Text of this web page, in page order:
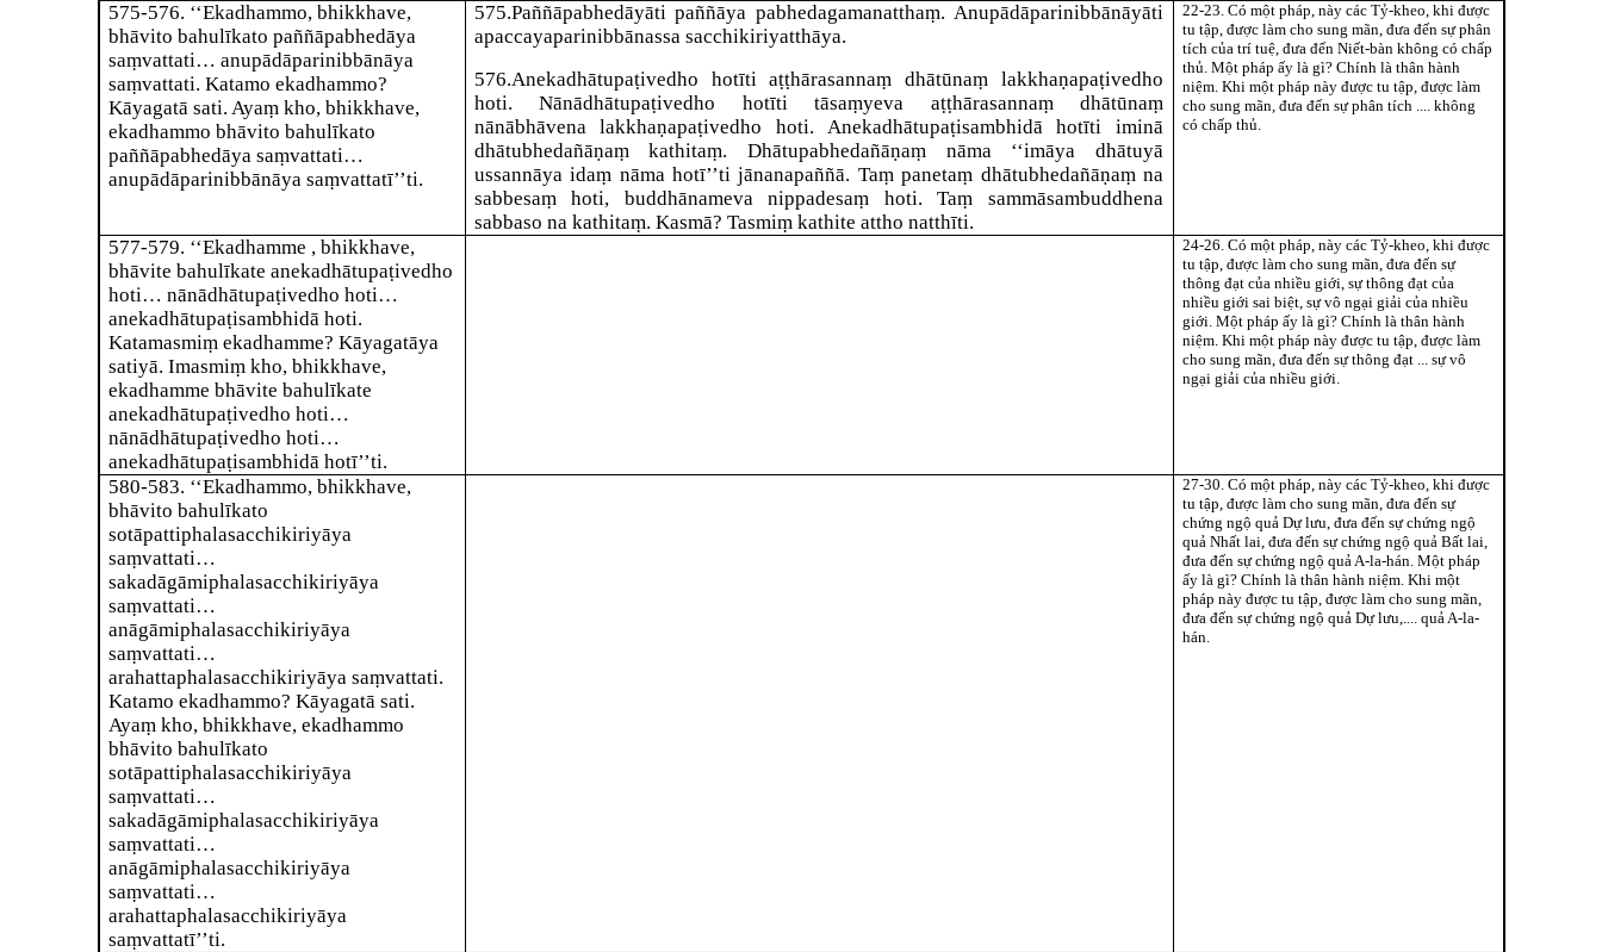
575-576. ‘‘Ekadhammo, bhikkhave,
bhāvito bahulīkato paññāpabhedāya
saṃvattati… anupādāparinibbānāya
saṃvattati. Katamo ekadhammo?
Kāyagatā sati. Ayaṃ kho, bhikkhave,
ekadhammo bhāvito bahulīkato
paññāpabhedāya saṃvattati…
anupādāparinibbānāya saṃvattatī’’ti.
575.Paññāpabhedāyāti paññāya pabhedagamanatthaṃ. Anupādāparinibbānāyāti
apaccayaparinibbānassa sacchikiriyatthāya.
576.Anekadhātupaṭivedho hotīti aṭṭhārasannaṃ dhātūnaṃ lakkhaṇapaṭivedho
hoti.Nānādhātupaṭivedho hotīti tāsaṃyeva aṭṭhārasannaṃ dhātūnaṃ
nānābhāvena lakkhaṇapaṭivedho hoti. Anekadhātupaṭisambhidā hotīti iminā
dhātubhedañāṇaṃ kathitaṃ. Dhātupabhedañāṇaṃ nāma ‘‘imāya dhātuyā
ussannāya idaṃ nāma hotī’’ti jānanapaññā. Taṃ panetaṃ dhātubhedañāṇaṃ na
sabbesaṃ hoti, buddhānameva nippadesaṃ hoti. Taṃ sammāsambuddhena
sabbaso na kathitaṃ. Kasmā? Tasmiṃ kathite attho natthīti.
22-23. Có một pháp, này các Tỷ-kheo, khi được
tu tập, được làm cho sung mãn, đưa đến sự phân
tích của trí tuệ, đưa đến Niết-bàn không có chấp
thủ. Một pháp ấy là gì? Chính là thân hành
niệm. Khi một pháp này được tu tập, được làm
cho sung mãn, đưa đến sự phân tích .... không
có chấp thủ.
577-579. ‘‘Ekadhamme , bhikkhave,
bhāvite bahulīkate anekadhātupaṭivedho
hoti… nānādhātupaṭivedho hoti…
anekadhātupaṭisambhidā hoti.
Katamasmiṃ ekadhamme? Kāyagatāya
satiyā. Imasmiṃ kho, bhikkhave,
ekadhamme bhāvite bahulīkate
anekadhātupaṭivedho hoti…
nānādhātupaṭivedho hoti…
anekadhātupaṭisambhidā hotī’’ti.
24-26. Có một pháp, này các Tỷ-kheo, khi được
tu tập, được làm cho sung mãn, đưa đến sự
thông đạt của nhiều giới, sự thông đạt của
nhiều giới sai biệt, sự vô ngại giải của nhiều
giới. Một pháp ấy là gì? Chính là thân hành
niệm. Khi một pháp này được tu tập, được làm
cho sung mãn, đưa đến sự thông đạt ... sự vô
ngại giải của nhiều giới.
580-583. ‘‘Ekadhammo, bhikkhave,
bhāvito bahulīkato
sotāpattiphalasacchikiriyāya
saṃvattati…
sakadāgāmiphalasacchikiriyāya
saṃvattati…
anāgāmiphalasacchikiriyāya
saṃvattati…
arahattaphalasacchikiriyāya saṃvattati.
Katamo ekadhammo? Kāyagatā sati.
Ayaṃ kho, bhikkhave, ekadhammo
bhāvito bahulīkato
sotāpattiphalasacchikiriyāya
saṃvattati…
sakadāgāmiphalasacchikiriyāya
saṃvattati…
anāgāmiphalasacchikiriyāya
saṃvattati…
arahattaphalasacchikiriyāya
saṃvattatī’’ti.
27-30. Có một pháp, này các Tỷ-kheo, khi được
tu tập, được làm cho sung mãn, đưa đến sự
chứng ngộ quả Dự lưu, đưa đến sự chứng ngộ
quả Nhất lai, đưa đến sự chứng ngộ quả Bất lai,
đưa đến sự chứng ngộ quả A-la-hán. Một pháp
ấy là gì? Chính là thân hành niệm. Khi một
pháp này được tu tập, được làm cho sung mãn,
đưa đến sự chứng ngộ quả Dự lưu,.... quả A-la-
hán.